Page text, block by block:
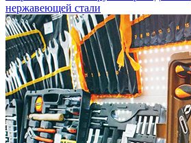
нержавеющей стали